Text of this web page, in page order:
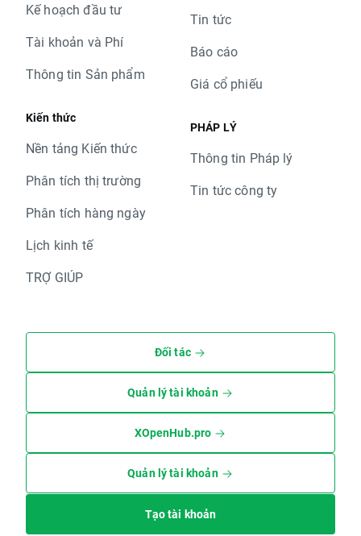
Kế hoạch đầu tư
Tài khoản và Phí
Thông tin Sản phẩm
Kiến thức
Nền tảng Kiến thức
Phân tích thị trường
Phân tích hàng ngày
Lịch kinh tế
TRỢ GIÚP
Tin tức
Báo cáo
Giá cổ phiếu
PHÁP LÝ
Thông tin Pháp lý
Tin tức công ty
Đối tác
Quản lý tài khoản
XOpenHub.pro
Quản lý tài khoản
Tạo tài khoản